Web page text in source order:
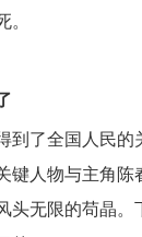
。
到了全国人民
键人物与主角陈
头无限的苟晶